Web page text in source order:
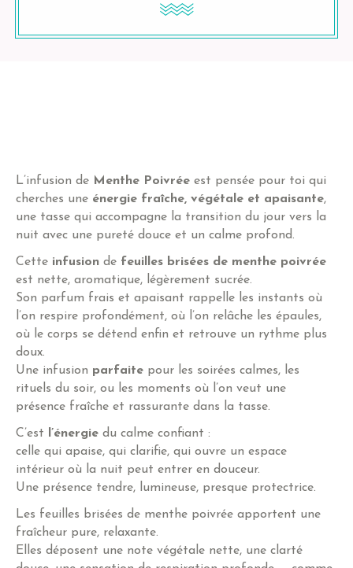
L’infusion de Menthe Poivrée est pensée pour toi qui
cherches une énergie fraîche, végétale et apaisante,
une tasse qui accompagne la transition du jour vers la
nuit avec une pureté douce et un calme profond.
Cette infusion de feuilles brisées de menthe poivrée
est nette, aromatique, légèrement sucrée.
Son parfum frais et apaisant rappelle les instants où
l’on respire profondément, où l’on relâche les épaules,
où le corps se détend enfin et retrouve un rythme plus
doux.
Une infusion parfaite pour les soirées calmes, les
rituels du soir, ou les moments où l’on veut une
présence fraîche et rassurante dans la tasse.
C’est l’énergie du calme confiant :
celle qui apaise, qui clarifie, qui ouvre un espace
intérieur où la nuit peut entrer en douceur.
Une présence tendre, lumineuse, presque protectrice.
Les feuilles brisées de menthe poivrée apportent une
fraîcheur pure, relaxante.
Elles déposent une note végétale nette, une clarté